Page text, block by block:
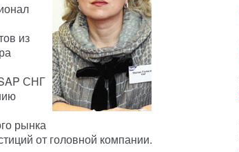
из
СНГ
рынка
от головной компании.